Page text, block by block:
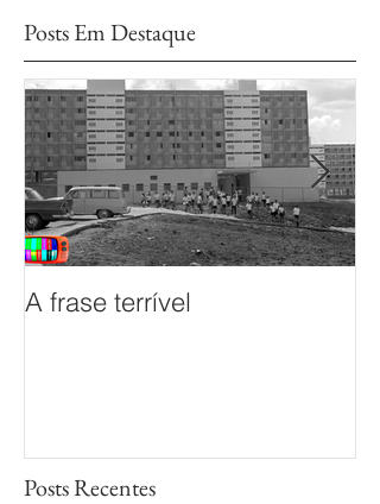
Posts Em Destaque
A frase terrível
Posts Recentes